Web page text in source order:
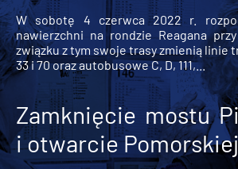
W sobotę 4 czerwca 2022 r.
nawierzchni na rondzie Reagana
związku z tym swoje trasy zmienią linie
33 i 70 oraz autobusowe C, D, 111,...
Zamknięcie mostu
i otwarcie Pomorskiej